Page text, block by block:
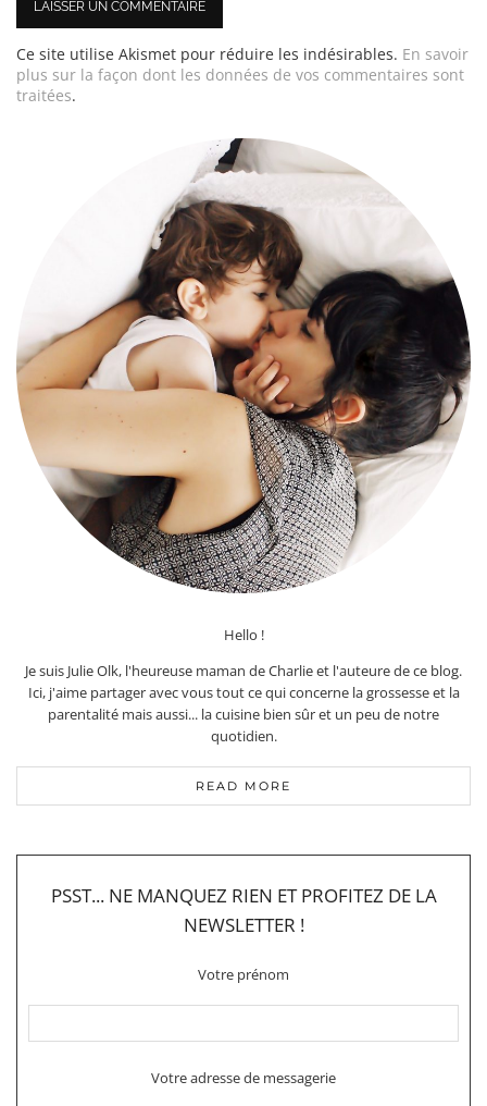
Ce site utilise Akismet pour réduire les indésirables. En savoir
plus sur la façon dont les données de vos commentaires sont
traitées.
Hello !
Je suis Julie Olk, l'heureuse maman de Charlie et l'auteure de ce blog.
Ici, j'aime partager avec vous tout ce qui concerne la grossesse et la
parentalité mais aussi... la cuisine bien sûr et un peu de notre
quotidien.
READ MORE
PSST... NE MANQUEZ RIEN ET PROFITEZ DE LA
NEWSLETTER !
Votre prénom
Votre adresse de messagerie